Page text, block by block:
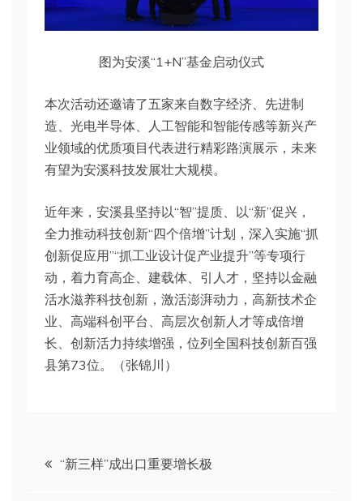
图为安溪“1+N”基金启动仪式
本次活动还邀请了五家来自数字经济、先进制
造、光电半导体、人工智能和智能传感等新兴产
业领域的优质项目代表进行精彩路演展示，未来
有望为安溪科技发展壮大规模。
近年来，安溪县坚持以“智”提质、以“新”促兴，
全力推动科技创新“四个倍增”计划，深入实施“抓
创新促应用”“抓工业设计促产业提升”等专项行
动，着力育高企、建载体、引人才，坚持以金融
活水滋养科技创新，激活澎湃动力，高新技术企
业、高端科创平台、高层次创新人才等成倍增
长、创新活力持续增强，位列全国科技创新百强
县第73位。（张锦川）
文 “新三样”成出口重要增长极